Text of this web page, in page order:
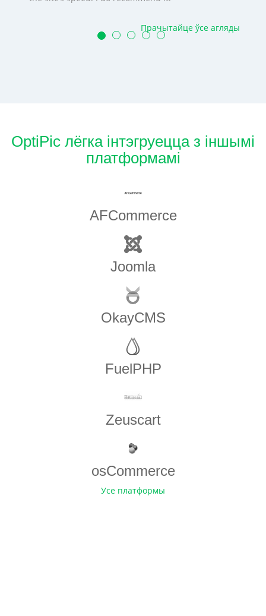
Прачытайце ўсе агляды
OptiPic лёгка інтэгруецца з іншымі
платформамі
AFCommerce
Joomla
OkayCMS
FuelPHP
Zeuscart
osCommerce
Усе платформы